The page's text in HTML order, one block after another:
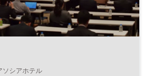
ソシアホテル